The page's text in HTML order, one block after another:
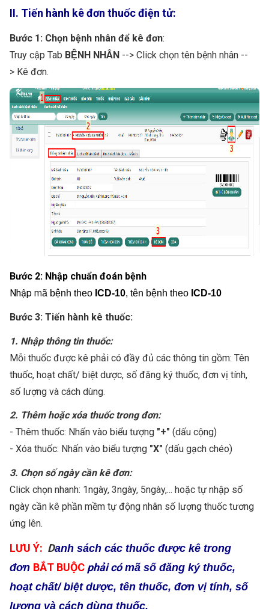
II. Tiến hành kê đơn thuốc điện tử:
Bước 1: Chọn bệnh nhân để kê đơn:
Truy cập Tab BỆNH NHÂN --> Click chọn tên bệnh nhân --
> Kê đơn.
Bước 2: Nhập chuẩn đoán bệnh
Nhập mã bệnh theo ICD-10, tên bệnh theo ICD-10
Bước 3: Tiến hành kê thuốc:
1. Nhập thông tin thuốc:
Mỗi thuốc được kê phải có đầy đủ các thông tin gồm: Tên
thuốc, hoạt chất/ biệt dược, số đăng ký thuốc, đơn vị tính,
số lượng và cách dùng.
2. Thêm hoặc xóa thuốc trong đơn:
- Thêm thuốc: Nhấn vào biểu tượng "+" (dấu cộng)
- Xóa thuốc: Nhấn vào biểu tượng "X" (dấu gạch chéo)
3. Chọn số ngày cần kê đơn:
Click chọn nhanh: 1ngày, 3ngày, 5ngày,... hoặc tự nhập số
ngày cần kê phần mềm tự động nhân số lượng thuốc tương
ứng lên.
LƯU Ý: Danh sách các thuốc được kê trong
đơn BẮT BUỘC phải có mã số đăng ký thuốc,
hoạt chất/ biệt dược, tên thuốc, đơn vị tính, số
lượng và cách dùng thuốc.